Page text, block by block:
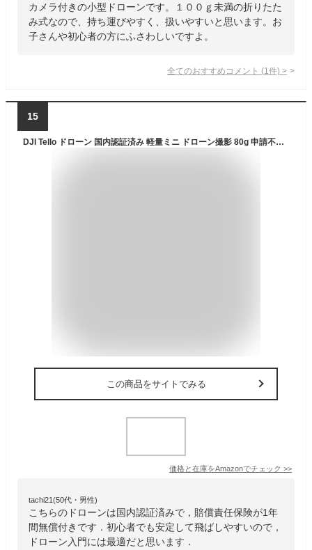
カメラ付きの小型ドローンです。１００ｇ未満の折りたた
み式なので、持ち運びやすく、扱いやすいと思います。お
子さんや初心者の方にふさわしいですよ。
全てのおすすめコメント (1 件) >
15
DJI Tello ドローン 国内認証済み 軽量ミニ ドローン撮影 80g 申請不要の100g未満 720P HDカメラ付き折り畳み式 空撮 登録して賠償責任保険が1年間無償付帯 初心者向け 自動離陸 自動着陸 最大飛行時間13分 ビジョンポジションニングシステム 衝突検出 プログラミング可能(アップリアップデート後) 大人向けギフト 誕生日プレゼント 子供用 学生 DEERC
この商品をサイトでみる
価格と在庫をAmazonでチェック >>
tachi21(50代・男性)
こちらのドローンは国内認証済みで，賠償責任保険が1年
間無償付きです．初心者でも安定して飛ばしやすいので，
ドローン入門には最適だと思います．